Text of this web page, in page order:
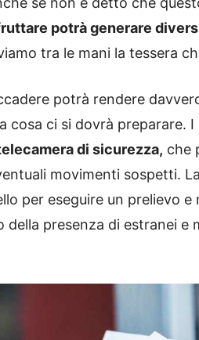
potrà generare
tra le mani la tessera
potrà rendere
cosa ci si dovrà preparare.
di sicurezza, che
movimenti sospetti.
per eseguire un prelievo e
della presenza di estranei